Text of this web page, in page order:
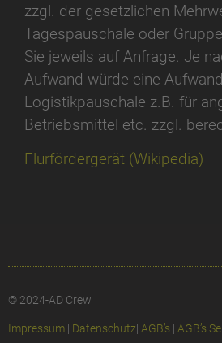
zzgl. der gesetzlichen
Tagespauschale oder
Sie jeweils auf Anfrage. Je
Aufwand würde eine
Logistikpauschale z.B. für
Betriebsmittel etc. zzgl.
Flurfördergerät (Wikipedia)
© 2024-AD Crew
Impressum | Datenschutz| AGB’s | AGB’s